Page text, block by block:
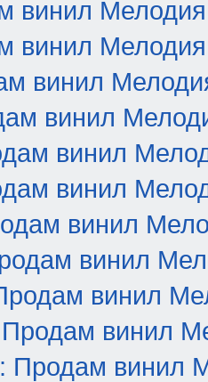
винил Мелодия
винил Мелодия
винил
винил
винил
винил
винил
винил
винил
винил
Продам винил